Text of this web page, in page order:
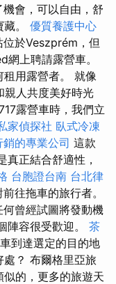
會，可以自由，舒
。 優質養護中心
於Veszprém，但
上聘請露營車。
用露營者。 就像
親人共度美好時光
露營車時，我們立
家偵探社 臥式冷凍
的專業公司 這款
正結合舒適性，
台胞證台南 台北律
往拖車的旅行者。
何曾經試圖將發動機
陣容很受歡迎。 茶
到達選定的目的地
？ 布爾格里亞旅
的，更多的旅遊天